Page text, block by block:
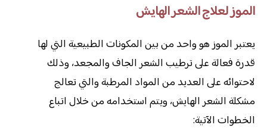
الموز لعلاج الشعر الهايش
يعتبر الموز هو واحد من بين المكونات الطبيعية التي لها
قدرة فعالة على ترطيب الشعر الجاف والمجعد، وذلك
لاحتوائه على العديد من المواد المرطبة والتي تعالج
مشكلة الشعر الهايش، ويتم استخدامه من خلال اتباع
الخطوات الآتية: